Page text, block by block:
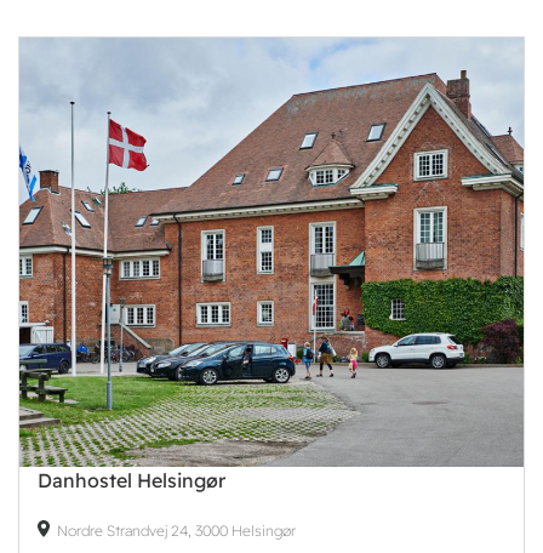
Danhostel Helsingør
Nordre Strandvej 24, 3000 Helsingør